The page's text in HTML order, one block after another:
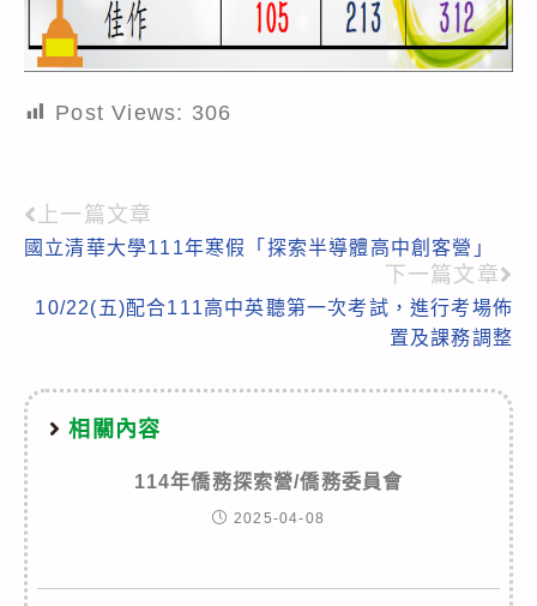
Post Views: 306
Read
more
articles
上一篇文章
國立清華大學111年寒假「探索半導體高中創客營」
下一篇文章
10/22(五)配合111高中英聽第一次考試，進行考場佈
置及課務調整
相關內容
114年僑務探索營/僑務委員會
2025-04-08